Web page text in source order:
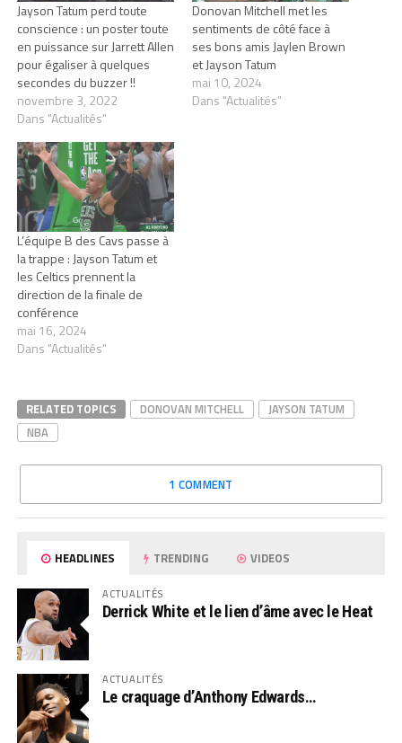
Jayson Tatum perd toute
conscience : un poster toute
en puissance sur Jarrett Allen
pour égaliser à quelques
secondes du buzzer !!
novembre 3, 2022
Dans "Actualités"
Donovan Mitchell met les
sentiments de côté face à
ses bons amis Jaylen Brown
et Jayson Tatum
mai 10, 2024
Dans "Actualités"
L’équipe B des Cavs passe à
la trappe : Jayson Tatum et
les Celtics prennent la
direction de la finale de
conférence
mai 16, 2024
Dans "Actualités"
RELATED TOPICS DONOVAN MITCHELL
JAYSON TATUM
NBA
1 COMMENT
HEADLINES TRENDING VIDEOS
ACTUALITÉS
Derrick White et le lien d’âme avec le Heat
ACTUALITÉS
Le craquage d’Anthony Edwards…